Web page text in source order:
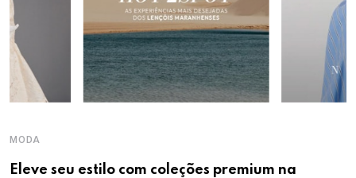
MODA
Eleve seu estilo com coleções premium na